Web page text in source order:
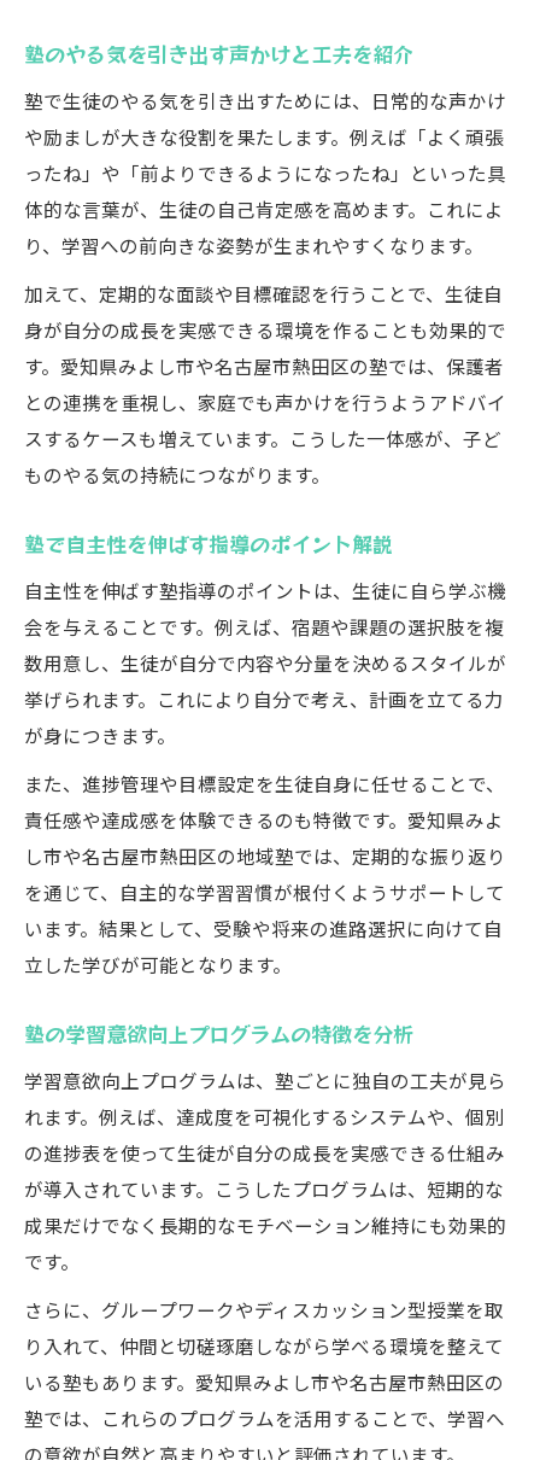
塾のやる気を引き出す声かけと工夫を紹介
塾で生徒のやる気を引き出すためには、日常的な声かけ
や励ましが大きな役割を果たします。例えば「よく頑張
ったね」や「前よりできるようになったね」といった具
体的な言葉が、生徒の自己肯定感を高めます。これによ
り、学習への前向きな姿勢が生まれやすくなります。
加えて、定期的な面談や目標確認を行うことで、生徒自
身が自分の成長を実感できる環境を作ることも効果的で
す。愛知県みよし市や名古屋市熱田区の塾では、保護者
との連携を重視し、家庭でも声かけを行うようアドバイ
スするケースも増えています。こうした一体感が、子ど
ものやる気の持続につながります。
塾で自主性を伸ばす指導のポイント解説
自主性を伸ばす塾指導のポイントは、生徒に自ら学ぶ機
会を与えることです。例えば、宿題や課題の選択肢を複
数用意し、生徒が自分で内容や分量を決めるスタイルが
挙げられます。これにより自分で考え、計画を立てる力
が身につきます。
また、進捗管理や目標設定を生徒自身に任せることで、
責任感や達成感を体験できるのも特徴です。愛知県みよ
し市や名古屋市熱田区の地域塾では、定期的な振り返り
を通じて、自主的な学習習慣が根付くようサポートして
います。結果として、受験や将来の進路選択に向けて自
立した学びが可能となります。
塾の学習意欲向上プログラムの特徴を分析
学習意欲向上プログラムは、塾ごとに独自の工夫が見ら
れます。例えば、達成度を可視化するシステムや、個別
の進捗表を使って生徒が自分の成長を実感できる仕組み
が導入されています。こうしたプログラムは、短期的な
成果だけでなく長期的なモチベーション維持にも効果的
です。
さらに、グループワークやディスカッション型授業を取
り入れて、仲間と切磋琢磨しながら学べる環境を整えて
いる塾もあります。愛知県みよし市や名古屋市熱田区の
塾では、これらのプログラムを活用することで、学習へ
の意欲が自然と高まりやすいと評価されています。